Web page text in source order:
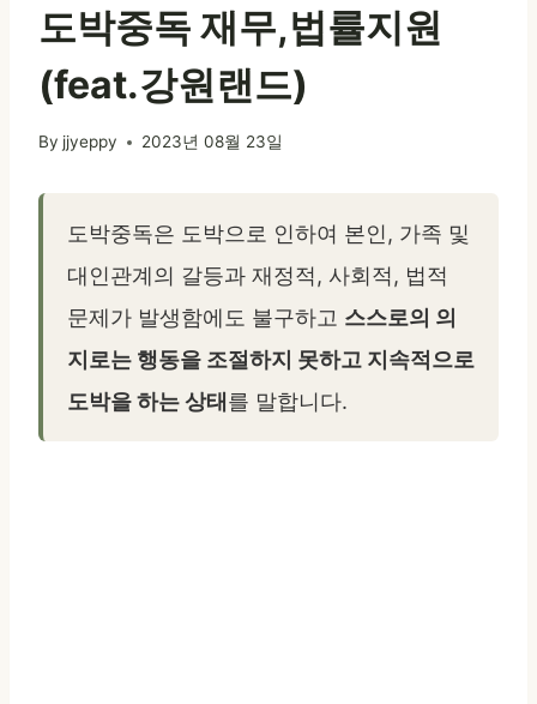
도박중독 재무,법률지원
(feat.강원랜드)
By jjyeppy 2023년 08월 23일
도박중독은 도박으로 인하여 본인, 가족 및
대인관계의 갈등과 재정적, 사회적, 법적
문제가 발생함에도 불구하고 스스로의 의
지로는 행동을 조절하지 못하고 지속적으로
도박을 하는 상태 를 말합니다.